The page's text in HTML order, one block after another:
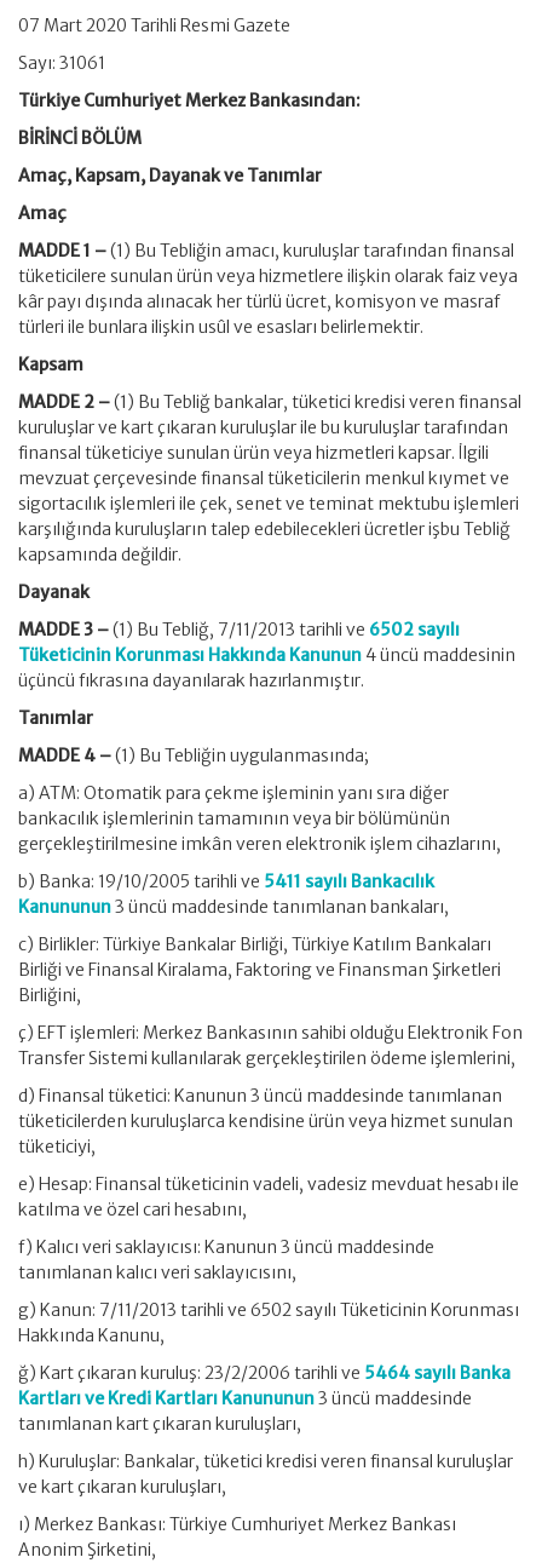
07 Mart 2020 Tarihli Resmi Gazete
Sayı: 31061
Türkiye Cumhuriyet Merkez Bankasından:
BİRİNCİ BÖLÜM
Amaç, Kapsam, Dayanak ve Tanımlar
Amaç
MADDE 1 –(1) Bu Tebliğin amacı, kuruluşlar tarafından finansal
tüketicilere sunulan ürün veya hizmetlere ilişkin olarak faiz veya
kâr payı dışında alınacak her türlü ücret, komisyon ve masraf
türleri ile bunlara ilişkin usûl ve esasları belirlemektir.
Kapsam
MADDE 2 –(1) Bu Tebliğ bankalar, tüketici kredisi veren finansal
kuruluşlar ve kart çıkaran kuruluşlar ile bu kuruluşlar tarafından
finansal tüketiciye sunulan ürün veya hizmetleri kapsar. İlgili
mevzuat çerçevesinde finansal tüketicilerin menkul kıymet ve
sigortacılık işlemleri ile çek, senet ve teminat mektubu işlemleri
karşılığında kuruluşların talep edebilecekleri ücretler işbu Tebliğ
kapsamında değildir.
Dayanak
MADDE 3 –(1) Bu Tebliğ, 7/11/2013 tarihli ve 6502 sayılı
Tüketicinin Korunması Hakkında Kanunun 4 üncü maddesinin
üçüncü fıkrasına dayanılarak hazırlanmıştır.
Tanımlar
MADDE 4 –(1) Bu Tebliğin uygulanmasında;
a) ATM: Otomatik para çekme işleminin yanı sıra diğer
bankacılık işlemlerinin tamamının veya bir bölümünün
gerçekleştirilmesine imkân veren elektronik işlem cihazlarını,
b) Banka: 19/10/2005 tarihli ve 5411 sayılı Bankacılık
Kanununun3 üncü maddesinde tanımlanan bankaları,
c) Birlikler: Türkiye Bankalar Birliği, Türkiye Katılım Bankaları
Birliği ve Finansal Kiralama, Faktoring ve Finansman Şirketleri
Birliğini,
ç) EFT işlemleri: Merkez Bankasının sahibi olduğu Elektronik Fon
Transfer Sistemi kullanılarak gerçekleştirilen ödeme işlemlerini,
d) Finansal tüketici: Kanunun 3 üncü maddesinde tanımlanan
tüketicilerden kuruluşlarca kendisine ürün veya hizmet sunulan
tüketiciyi,
e) Hesap: Finansal tüketicinin vadeli, vadesiz mevduat hesabı ile
katılma ve özel cari hesabını,
f) Kalıcı veri saklayıcısı: Kanunun 3 üncü maddesinde
tanımlanan kalıcı veri saklayıcısını,
g) Kanun: 7/11/2013 tarihli ve 6502 sayılı Tüketicinin Korunması
Hakkında Kanunu,
ğ) Kart çıkaran kuruluş: 23/2/2006 tarihli ve 5464 sayılı Banka
Kartları ve Kredi Kartları Kanununun3 üncü maddesinde
tanımlanan kart çıkaran kuruluşları,
h) Kuruluşlar: Bankalar, tüketici kredisi veren finansal kuruluşlar
ve kart çıkaran kuruluşları,
ı) Merkez Bankası: Türkiye Cumhuriyet Merkez Bankası
Anonim Şirketini,